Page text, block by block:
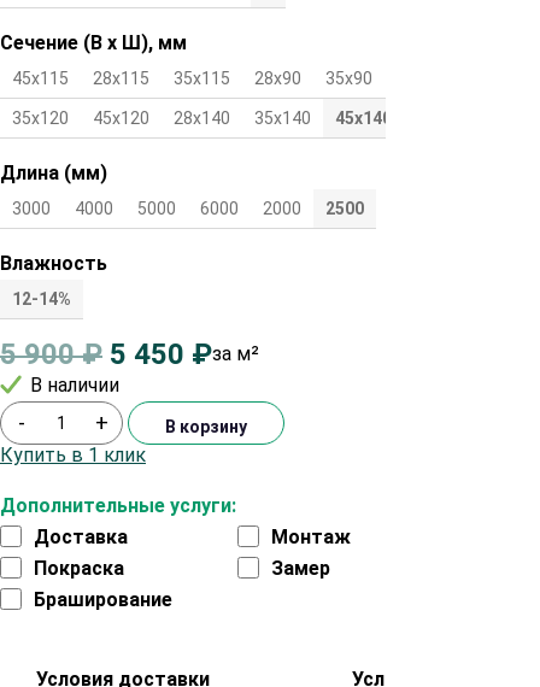
Сечение (В х Ш), мм
45х115 28х115 35х115 28х90 35х90
35х120 45х120 28х140 35х140 45х140
Длина (мм)
3000 4000 5000 6000 2000 2500
Влажность
12-14%
5 900₽ 5 450 ₽за м²
В наличии
Дополнительные услуги:
Доставка
Монтаж
Покраска
Замер
Браширование
- + В корзину
Купить в 1 клик
Условия доставки Условия оплаты